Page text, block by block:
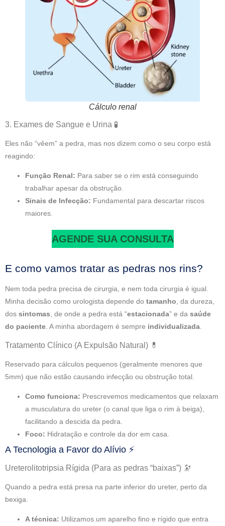
Cálculo renal
3. Exames de Sangue e Urina 🧪
Eles não “vêem” a pedra, mas nos dizem como o seu corpo está
reagindo:
Função Renal: Para saber se o rim está conseguindo
trabalhar apesar da obstrução.
Sinais de Infecção: Fundamental para descartar riscos
maiores.
AGENDE SUA CONSULTA
E como vamos tratar as pedras nos rins?
Nem toda pedra precisa de cirurgia, e nem toda cirurgia é igual.
Minha decisão como urologista depende do tamanho, da dureza,
dos sintomas, de onde a pedra está “estacionada” e da saúde
do paciente. A minha abordagem é sempre individualizada.
Tratamento Clínico (A Expulsão Natural) 💊
Reservado para cálculos pequenos (geralmente menores que
5mm) que não estão causando infecção ou obstrução total.
Como funciona: Prescrevemos medicamentos que relaxam
a musculatura do ureter (o canal que liga o rim à beiga),
facilitando a descida da pedra.
Foco: Hidratação e controle da dor em casa.
A Tecnologia a Favor do Alívio ⚡
Ureterolitotripsia Rígida (Para as pedras “baixas”) 🔭
Quando a pedra está presa na parte inferior do ureter, perto da
bexiga.
A técnica: Utilizamos um aparelho fino e rígido que entra